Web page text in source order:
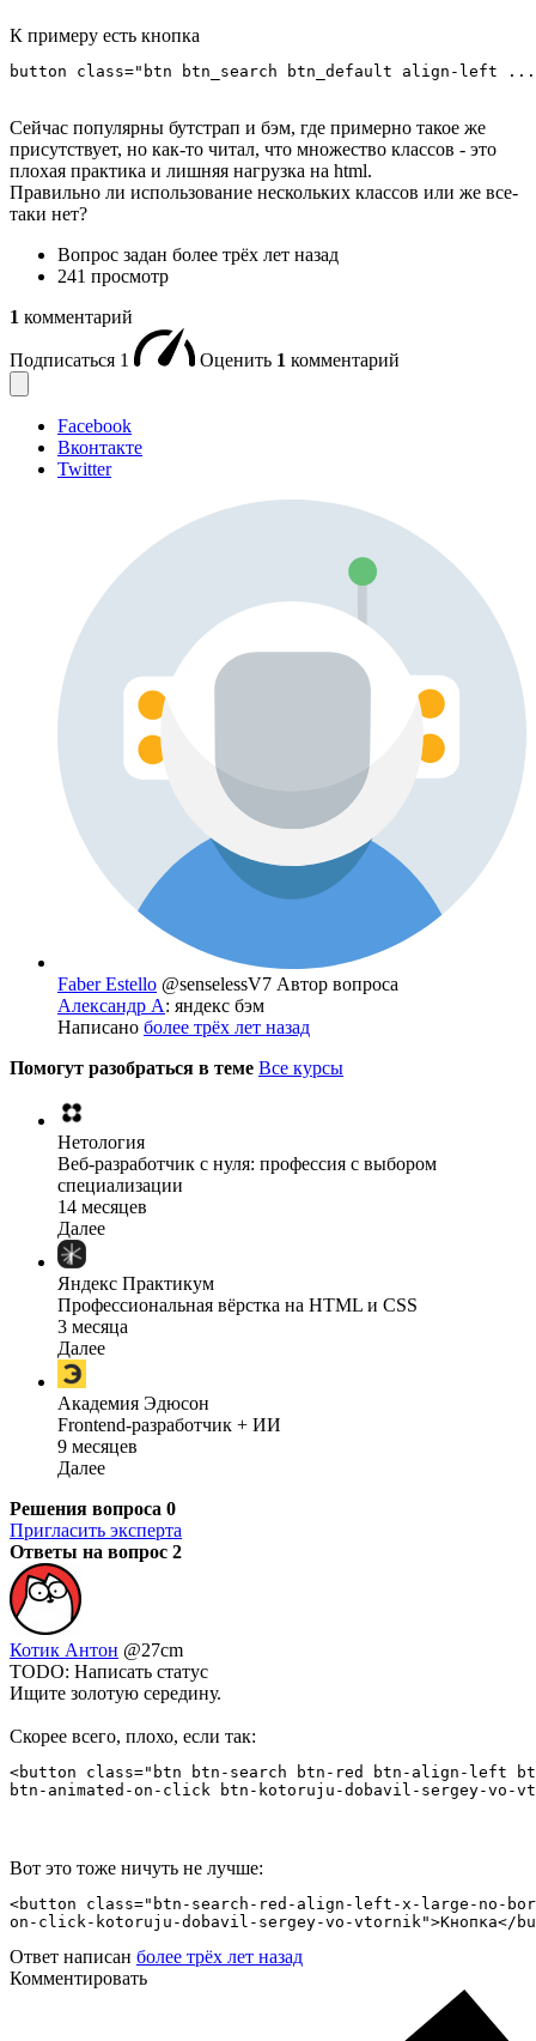
К примеру есть кнопка
button class="btn btn_search btn_default align-left ...
Сейчас популярны бутстрап и бэм, где примерно такое же
присутствует, но как-то читал, что множество классов - это
плохая практика и лишняя нагрузка на html.
Правильно ли использование нескольких классов или же все-
таки нет?
Вопрос задан более трёх лет назад
241 просмотр
1 комментарий
Подписаться 1 Оценить 1 комментарий
Facebook
Вконтакте
Twitter
Faber Estello @senselessV7 Автор вопроса
Александр А: яндекс бэм
Написано более трёх лет назад
Помогут разобраться в теме Все курсы
Нетология
Веб-разработчик с нуля: профессия с выбором
специализации
14 месяцев
Далее
Яндекс Практикум
Профессиональная вёрстка на HTML и CSS
3 месяца
Далее
Академия Эдюсон
Frontend-разработчик + ИИ
9 месяцев
Далее
Решения вопроса 0
Пригласить эксперта
Ответы на вопрос 2
Котик Антон @27cm
TODO: Написать статус
Ищите золотую середину.
Скорее всего, плохо, если так:
<button class="btn btn-search btn-red btn-align-left
btn-animated-on-click btn-kotoruju-dobavil-sergey-vo-
Вот это тоже ничуть не лучше:
<button class="btn-search-red-align-left-x-large-no-
on-click-kotoruju-dobavil-sergey-vo-vtornik">Кнопка</
Ответ написан более трёх лет назад
Комментировать